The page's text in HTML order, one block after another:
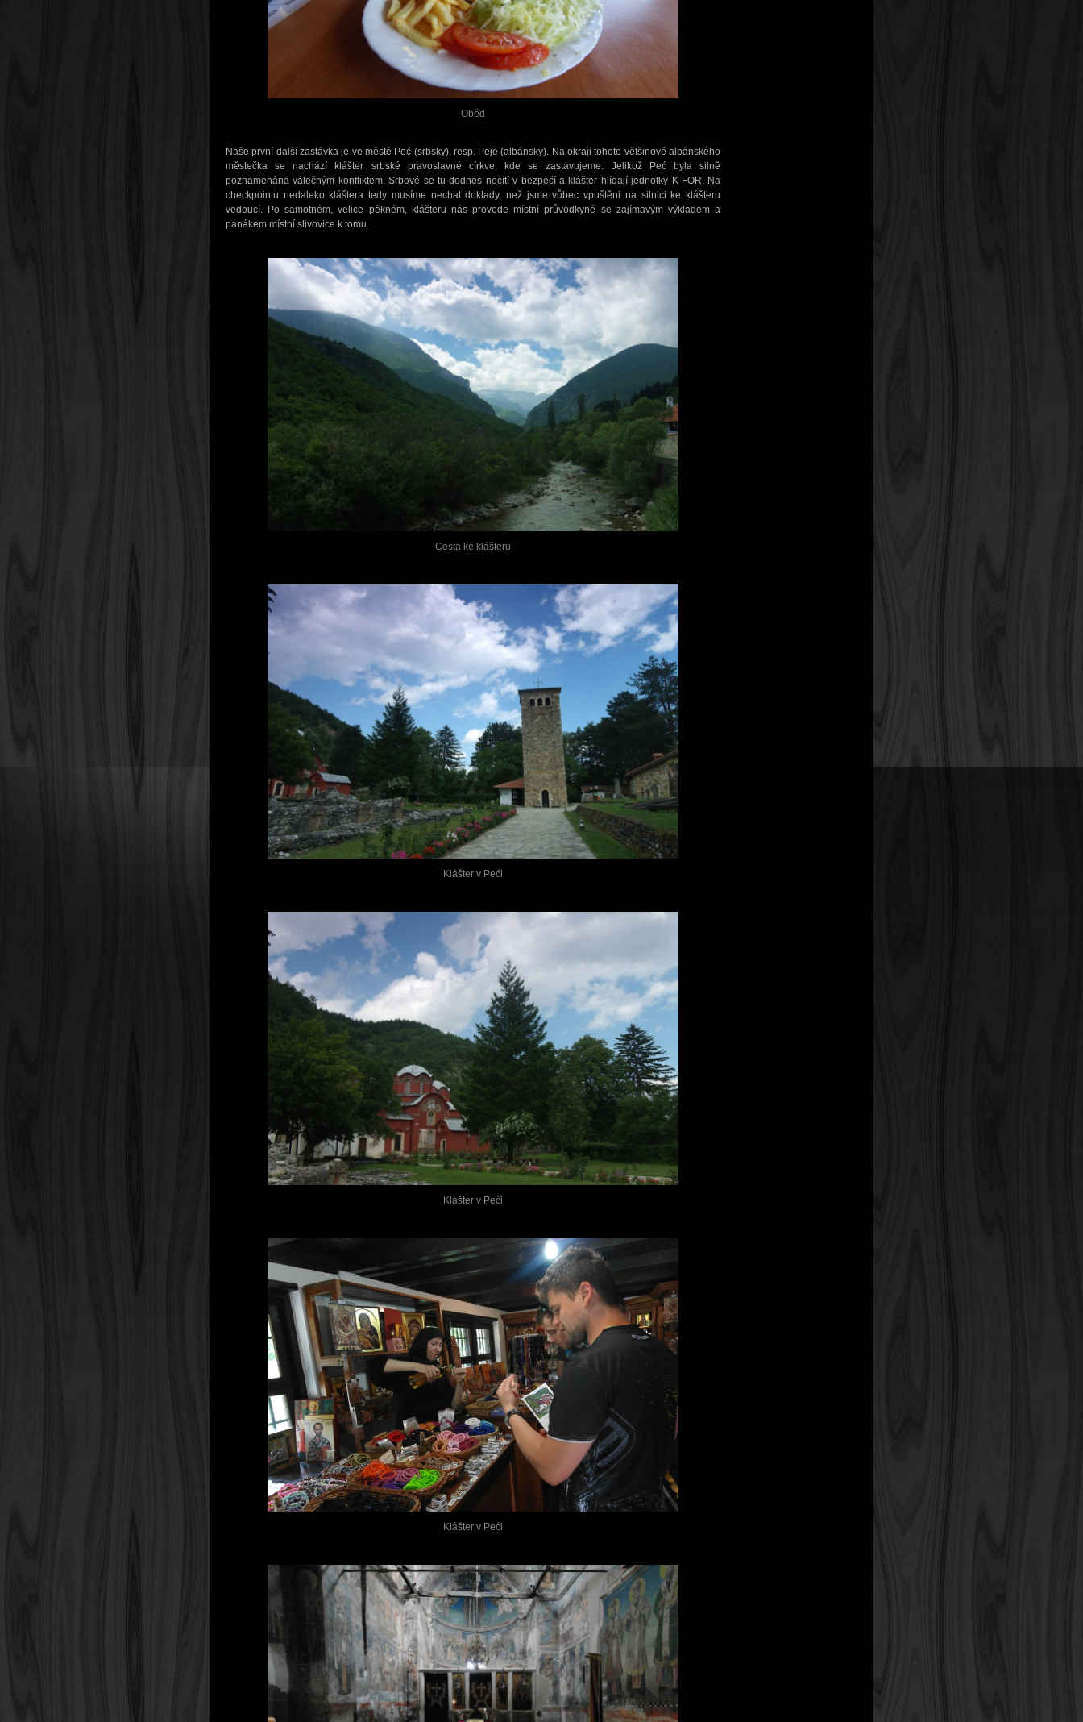
Oběd
Naše první další zastávka je ve městě Peć (srbsky), resp. Pejë (albánsky). Na okraji tohoto většinově albánského
městečka se nachází klášter srbské pravoslavné církve, kde se zastavujeme. Jelikož Peć byla silně
poznamenána válečným konfliktem, Srbové se tu dodnes necítí v bezpečí a klášter hlídají jednotky K-FOR. Na
checkpointu nedaleko kláštera tedy musíme nechat doklady, než jsme vůbec vpuštěni na silnici ke klášteru
vedoucí. Po samotném, velice pěkném, klášteru nás provede místní průvodkyně se zajímavým výkladem a
panákem místní slivovice k tomu.
Cesta ke klášteru
Klášter v Peći
Klášter v Peći
Klášter v Peći